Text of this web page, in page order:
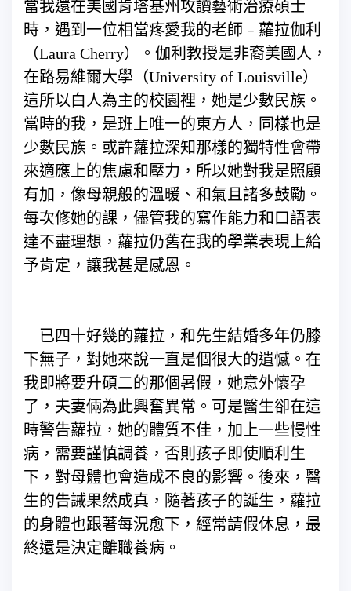
當我還在美國肯塔基州攻讀藝術治療碩士
時，遇到一位相當疼愛我的老師﹣蘿拉伽利
（Laura Cherry）。伽利教授是非裔美國人，
在路易維爾大學（University of Louisville）
這所以白人為主的校園裡，她是少數民族。
當時的我，是班上唯一的東方人，同樣也是
少數民族。或許蘿拉深知那樣的獨特性會帶
來適應上的焦慮和壓力，所以她對我是照顧
有加，像母親般的溫暖、和氣且諸多鼓勵。
每次修她的課，儘管我的寫作能力和口語表
達不盡理想，蘿拉仍舊在我的學業表現上給
予肯定，讓我甚是感恩。
已四十好幾的蘿拉，和先生結婚多年仍膝
下無子，對她來說一直是個很大的遺憾。在
我即將要升碩二的那個暑假，她意外懷孕
了，夫妻倆為此興奮異常。可是醫生卻在這
時警告蘿拉，她的體質不佳，加上一些慢性
病，需要謹慎調養，否則孩子即使順利生
下，對母體也會造成不良的影響。後來，醫
生的告誡果然成真，隨著孩子的誕生，蘿拉
的身體也跟著每況愈下，經常請假休息，最
終還是決定離職養病。